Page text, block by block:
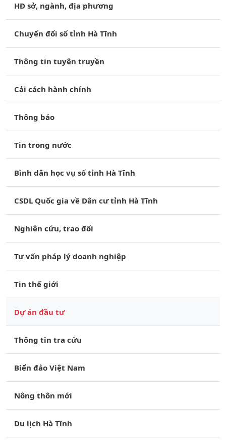
HĐ sở, ngành, địa phương
Chuyển đổi số tỉnh Hà Tĩnh
Thông tin tuyên truyền
Cải cách hành chính
Thông báo
Tin trong nước
Bình dân học vụ số tỉnh Hà Tĩnh
CSDL Quốc gia về Dân cư tỉnh Hà Tĩnh
Nghiên cứu, trao đổi
Tư vấn pháp lý doanh nghiệp
Tin thế giới
Dự án đầu tư
Thông tin tra cứu
Biển đảo Việt Nam
Nông thôn mới
Du lịch Hà Tĩnh